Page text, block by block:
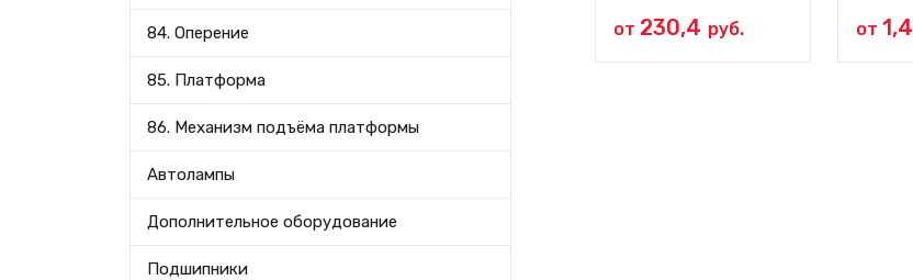
84. Оперение
85. Платформа
86. Механизм подъёма платформы
Автолампы
Дополнительное оборудование
Подшипники
от 230,4 руб. от